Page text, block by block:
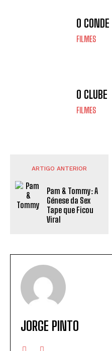
O CONDE
FILMES
O CLUBE
FILMES
ARTIGO ANTERIOR
Pam & Tommy: A
Génese da Sex
Tape que Ficou
Viral
JORGE PINTO